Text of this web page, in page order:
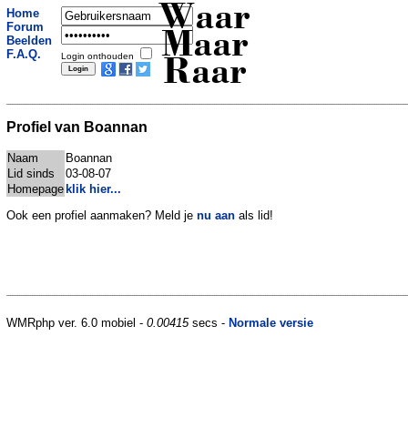
Home
Forum
Beelden
F.A.Q.
Login onthouden
Waar
Maar
Raar
Profiel van Boannan
Naam
Boannan
Lid sinds
03-08-07
Homepageklik hier...
Ook een profiel aanmaken? Meld je nu aan als lid!
WMRphp ver. 6.0 mobiel - 0.00415secs - Normale versie